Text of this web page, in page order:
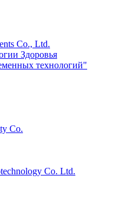
Co., Ltd.
Здоровья
технологий"
Co.
Co. Ltd.